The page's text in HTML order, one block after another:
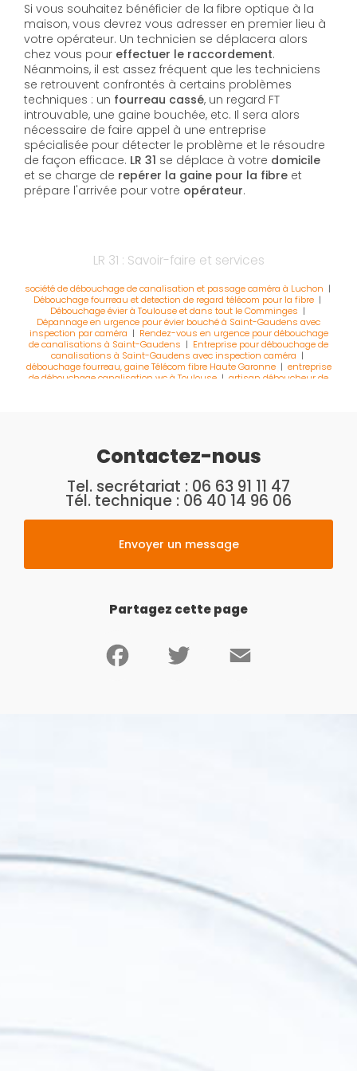
Si vous souhaitez bénéficier de la fibre optique à la
maison, vous devrez vous adresser en premier lieu à
votre opérateur. Un technicien se déplacera alors
chez vous pour effectuer le raccordement.
Néanmoins, il est assez fréquent que les techniciens
se retrouvent confrontés à certains problèmes
techniques : un fourreau cassé, un regard FT
introuvable, une gaine bouchée, etc. Il sera alors
nécessaire de faire appel à une entreprise
spécialisée pour détecter le problème et le résoudre
de façon efficace. LR 31 se déplace à votre domicile
et se charge de repérer la gaine pour la fibre et
prépare l'arrivée pour votre opérateur.
LR 31 : Savoir-faire et services
société de débouchage de canalisation et passage caméra à Luchon |
Débouchage fourreau et detection de regard télécom pour la fibre |
Débouchage évier à Toulouse et dans tout le Comminges |
Dépannage en urgence pour évier bouché à Saint-Gaudens avec
inspection par caméra | Rendez-vous en urgence pour débouchage
de canalisations à Saint-Gaudens | Entreprise pour débouchage de
canalisations à Saint-Gaudens avec inspection caméra |
débouchage fourreau, gaine Télécom fibre Haute Garonne| entreprise
de débouchage canalisation wc à Toulouse | artisan déboucheur de
passage caméra Boussens|Débouchage de canalisations d'évier à
Saint-Gaudens en urgence | Débouchage canalisation wc à cazères
haute garonne
canalisation wc bouchée à Muret Haute garonne
devis gratuit spécialiste debouchage wc et sanitaire Saint-Gaudens
Débouchage de canalisations WC à Saint-Gaudens en urgence et
Entreprise spécialisée dans le débouchage de canalisations
rapide à Saint-Gaudens|comment déboucher une canalisation
de canalisations à cazères|Passage caméra canalisation bouchée à
Contactez-nous
Tel. secrétariat : 06 63 91 11 47
Tél. technique : 06 40 14 96 06
Envoyer un message
Partagez cette page